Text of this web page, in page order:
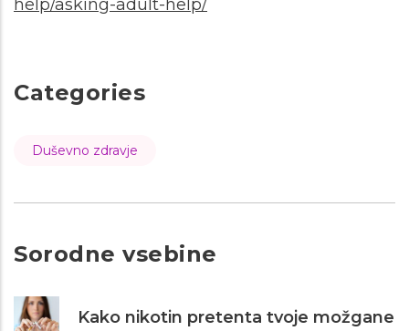
help/asking-adult-help/
Categories
Duševno zdravje
Sorodne vsebine
Kako nikotin pretenta tvoje možgane